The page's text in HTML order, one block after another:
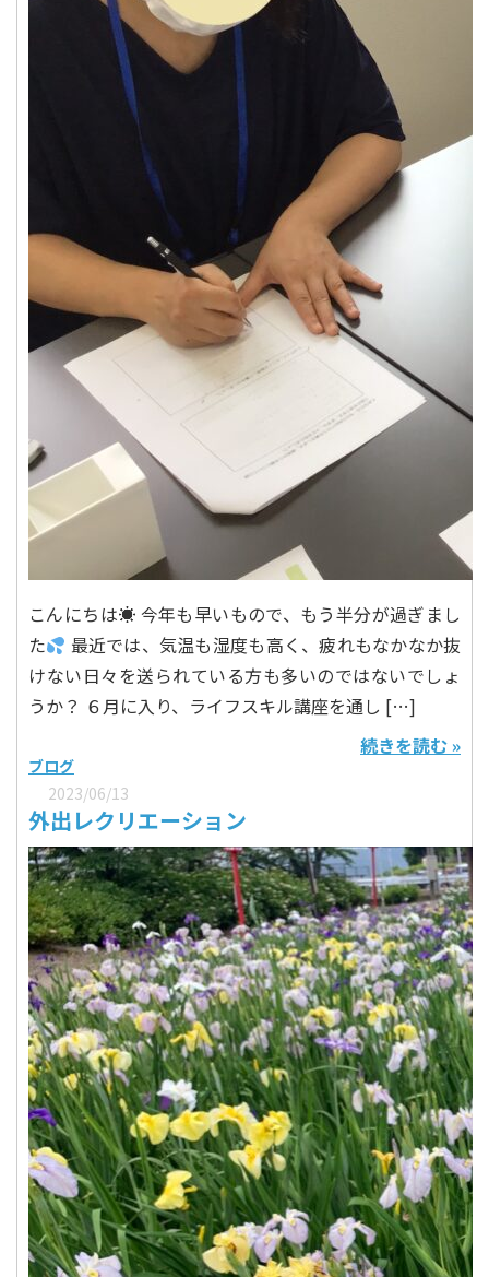
こんにちは☀ 今年も早いもので、もう半分が過ぎまし
た
最近では、気温も湿度も高く、疲れもなかなか抜
けない日々を送られている方も多いのではないでしょ
うか？ ６月に入り、ライフスキル講座を通し […]
続きを読む »
ブログ
2023/06/13
外出レクリエーション